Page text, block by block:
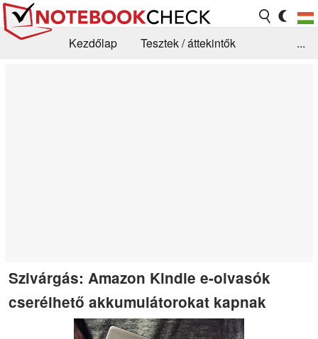
Kezdőlap
Tesztek / áttekintők
...
Szivárgás: Amazon Kindle e-olvasók
cserélhető akkumulátorokat kapnak